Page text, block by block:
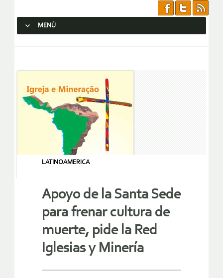
MENÚ
LATINOAMERICA
Apoyo de la Santa Sede
para frenar cultura de
muerte, pide la Red
Iglesias y Minería